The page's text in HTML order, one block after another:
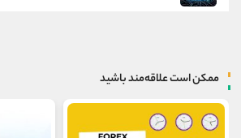
ممکن است علاقه‌مند باشید